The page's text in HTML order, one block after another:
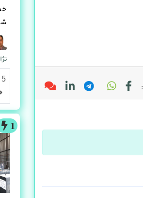
5 ماه پیش
1